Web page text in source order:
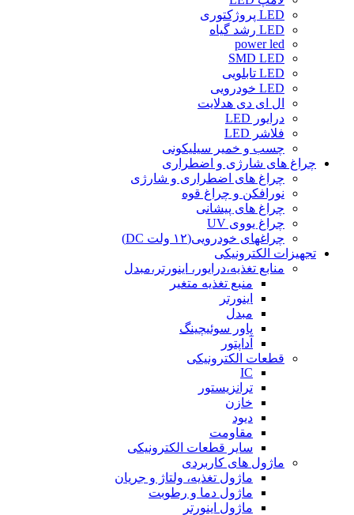
LED پروژکتوری
LED رشد گیاه
power led
SMD LED
LED تابلویی
LED خودرویی
ال ای دی هدلایت
درایور LED
فلاشر LED
چسب و خمیر سیلیکونی
چراغ های شارژی و اضطراری
چراغ های اضطراری و شارژی
نورافکن و چراغ قوه
چراغ های پیشانی
چراغ یووی UV
چراغهای خودرویی(۱۲ ولت DC)
تجهیزات الکترونیکی
منابع تغذیه،درایور، اینورتر،مبدل
منبع تغذیه متغیر
اینورتر
مبدل
پاور سوئیچینگ
آداپتور
قطعات الکترونیکی
IC
ترانزیستور
خازن
دیود
مقاومت
سایر قطعات الکترونیکی
ماژول های کاربردی
ماژول تغذیه، ولتاژ و جریان
ماژول دما و رطوبت
ماژول اینورتر